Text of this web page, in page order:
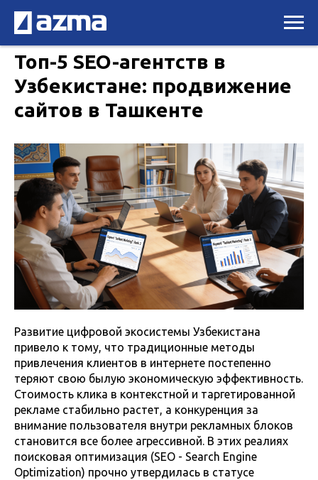
Топ-5 SEO-агентств в
Узбекистане: продвижение
сайтов в Ташкенте
Развитие цифровой экосистемы Узбекистана
привело к тому, что традиционные методы
привлечения клиентов в интернете постепенно
теряют свою былую экономическую эффективность.
Стоимость клика в контекстной и таргетированной
рекламе стабильно растет, а конкуренция за
внимание пользователя внутри рекламных блоков
становится все более агрессивной. В этих реалиях
поисковая оптимизация (SEO - Search Engine
Optimization) прочно утвердилась в статусе